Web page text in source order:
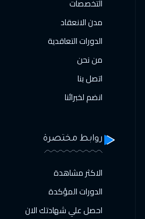
التخصصات
مدن الانعقاد
الدورات التعاقدية
من نحن
اتصل بنا
انضم لخبرائنا
روابط مختصرة
الاكثر مشاهدة
الدورات المؤكدة
احصل علي شهادتك الان